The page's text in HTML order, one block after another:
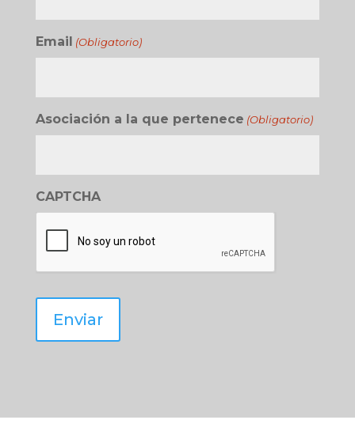
Email (Obligatorio)
Asociación a la que pertenece (Obligatorio)
CAPTCHA